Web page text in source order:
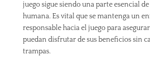
juego sigue siendo una parte esencial
humana. Es vital que se mantenga un
responsable hacia el juego para
puedan disfrutar de sus beneficios sin
trampas.